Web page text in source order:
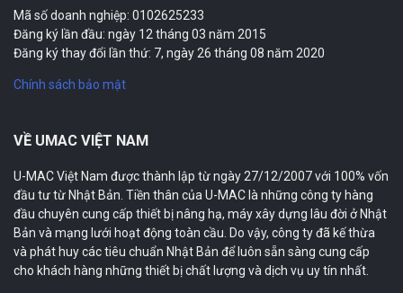
Mã số doanh nghiệp: 0102625233
Đăng ký lần đầu: ngày 12 tháng 03 năm 2015
Đăng ký thay đổi lần thứ: 7, ngày 26 tháng 08 năm 2020
Chính sách bảo mật
VỀ UMAC VIỆT NAM
U-MAC Việt Nam được thành lập từ ngày 27/12/2007 với 100% vốn
đầu tư từ Nhật Bản. Tiền thân của U-MAC là những công ty hàng
đầu chuyên cung cấp thiết bị nâng hạ, máy xây dựng lâu đời ở Nhật
Bản và mạng lưới hoạt động toàn cầu. Do vậy, công ty đã kế thừa
và phát huy các tiêu chuẩn Nhật Bản để luôn sẵn sàng cung cấp
cho khách hàng những thiết bị chất lượng và dịch vụ uy tín nhất.